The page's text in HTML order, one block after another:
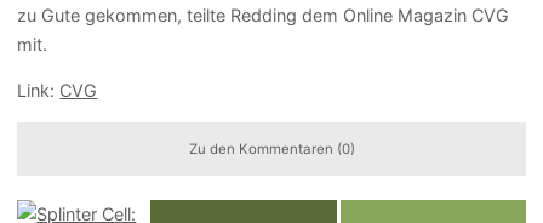
zu Gute gekommen, teilte Redding dem Online Magazin CVG
mit.
Link: CVG
Zu den Kommentaren (0)